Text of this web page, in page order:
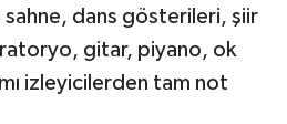
sahne, dans gösterileri, şiir
gitar, piyano, ok
izleyicilerden tam not